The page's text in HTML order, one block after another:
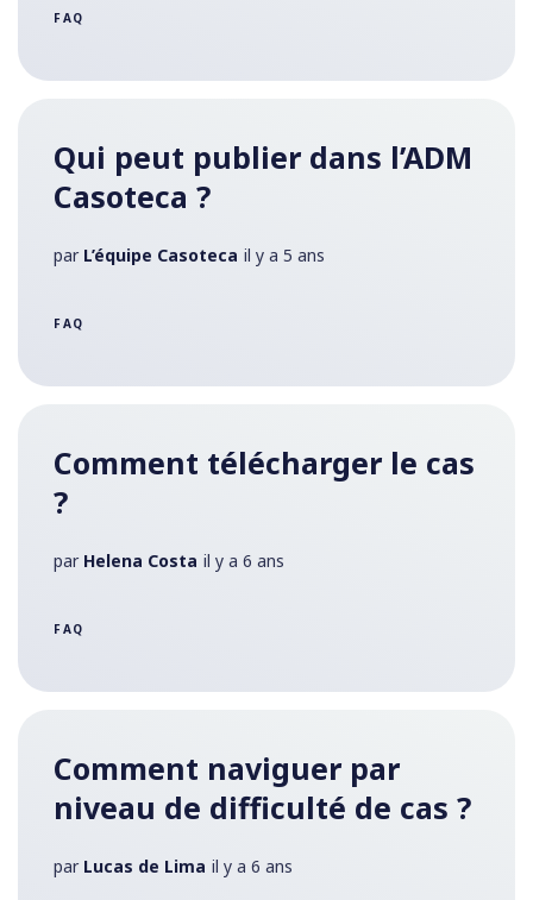
FAQ
Qui peut publier dans l’ADM
Casoteca ?
par L’équipe Casoteca il y a 5 ans
FAQ
Comment télécharger le cas
?
par Helena Costa il y a 6 ans
FAQ
Comment naviguer par
niveau de difficulté de cas ?
par Lucas de Lima il y a 6 ans